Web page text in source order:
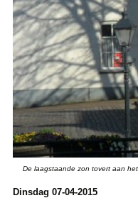
De laagstaande zon tovert aan
Dinsdag 07-04-2015